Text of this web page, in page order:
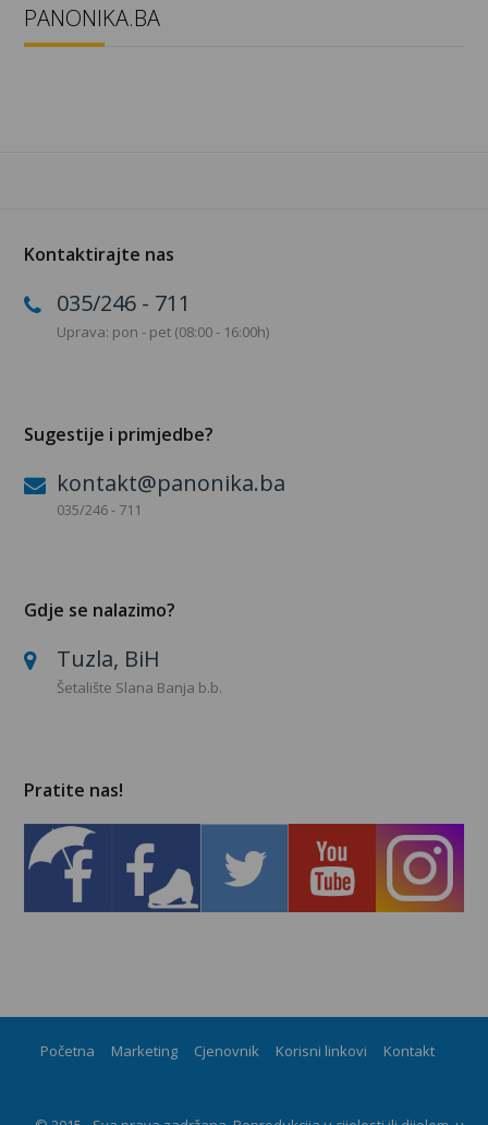
PANONIKA.BA
Kontaktirajte nas
035/246 - 711
Uprava: pon - pet (08:00 - 16:00h)
Sugestije i primjedbe?
kontakt@panonika.ba
035/246 - 711
Gdje se nalazimo?
Tuzla, BiH
Šetalište Slana Banja b.b.
Pratite nas!
Početna Marketing Cjenovnik Korisni linkovi Kontakt